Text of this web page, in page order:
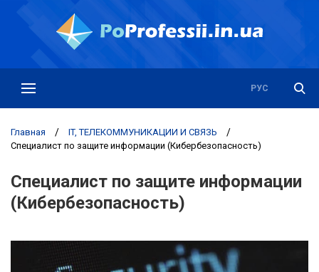
РУС
УКР
Главная / IT, ТЕЛЕКОММУНИКАЦИИ И СВЯЗЬ /
Специалист по защите информации (Кибербезопасность)
Специалист по защите информации
(Кибербезопасность)